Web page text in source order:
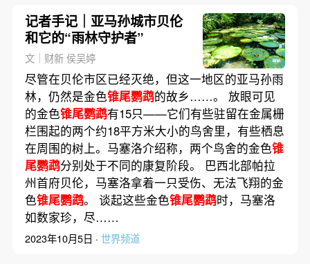
记者手记｜亚马孙城市贝伦
和它的“雨林守护者”
文｜财新 侯吴婷
尽管在贝伦市区已经灭绝，但这一地区的亚马孙雨
林，仍然是金色锥尾鹦鹉的故乡……。 放眼可见
的金色锥尾鹦鹉有15只——它们有些驻留在金属栅
栏围起的两个约18平方米大小的鸟舍里，有些栖息
在周围的树上。马塞洛介绍称，两个鸟舍的金色锥
尾鹦鹉分别处于不同的康复阶段。 巴西北部帕拉
州首府贝伦，马塞洛拿着一只受伤、无法飞翔的金
色锥尾鹦鹉。 谈起这些金色锥尾鹦鹉时，马塞洛
如数家珍，尽……
2023年10月5日 · 世界频道